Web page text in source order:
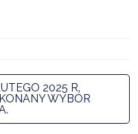
Rozmiar tekstu ALT +
+
KULTURA
PARAFIE
2025 R.
WYBÓR